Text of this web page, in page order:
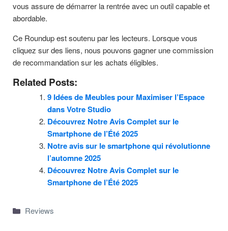
vous assure de démarrer la rentrée avec un outil capable et
abordable.
Ce Roundup est soutenu par les lecteurs. Lorsque vous
cliquez sur des liens, nous pouvons gagner une commission
de recommandation sur les achats éligibles.
Related Posts:
9 Idées de Meubles pour Maximiser l’Espace
dans Votre Studio
Découvrez Notre Avis Complet sur le
Smartphone de l’Été 2025
Notre avis sur le smartphone qui révolutionne
l’automne 2025
Découvrez Notre Avis Complet sur le
Smartphone de l’Été 2025
Categories
Reviews